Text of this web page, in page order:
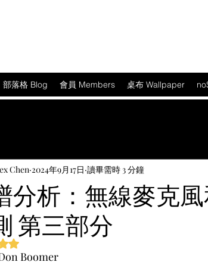
部落格 Blog 會員 Members 桌布 Wallpaper
分析：無線麥克風
第三部分
Chen 2024年9月17日 讀畢需時 3 分鐘
為 NaN（最高為 5 顆星）。
Boomer